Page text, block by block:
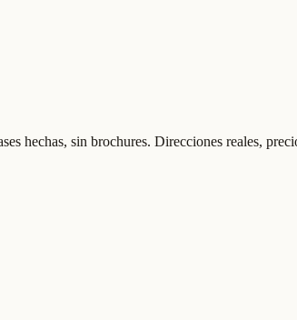
hechas, sin brochures. Direcciones reales,